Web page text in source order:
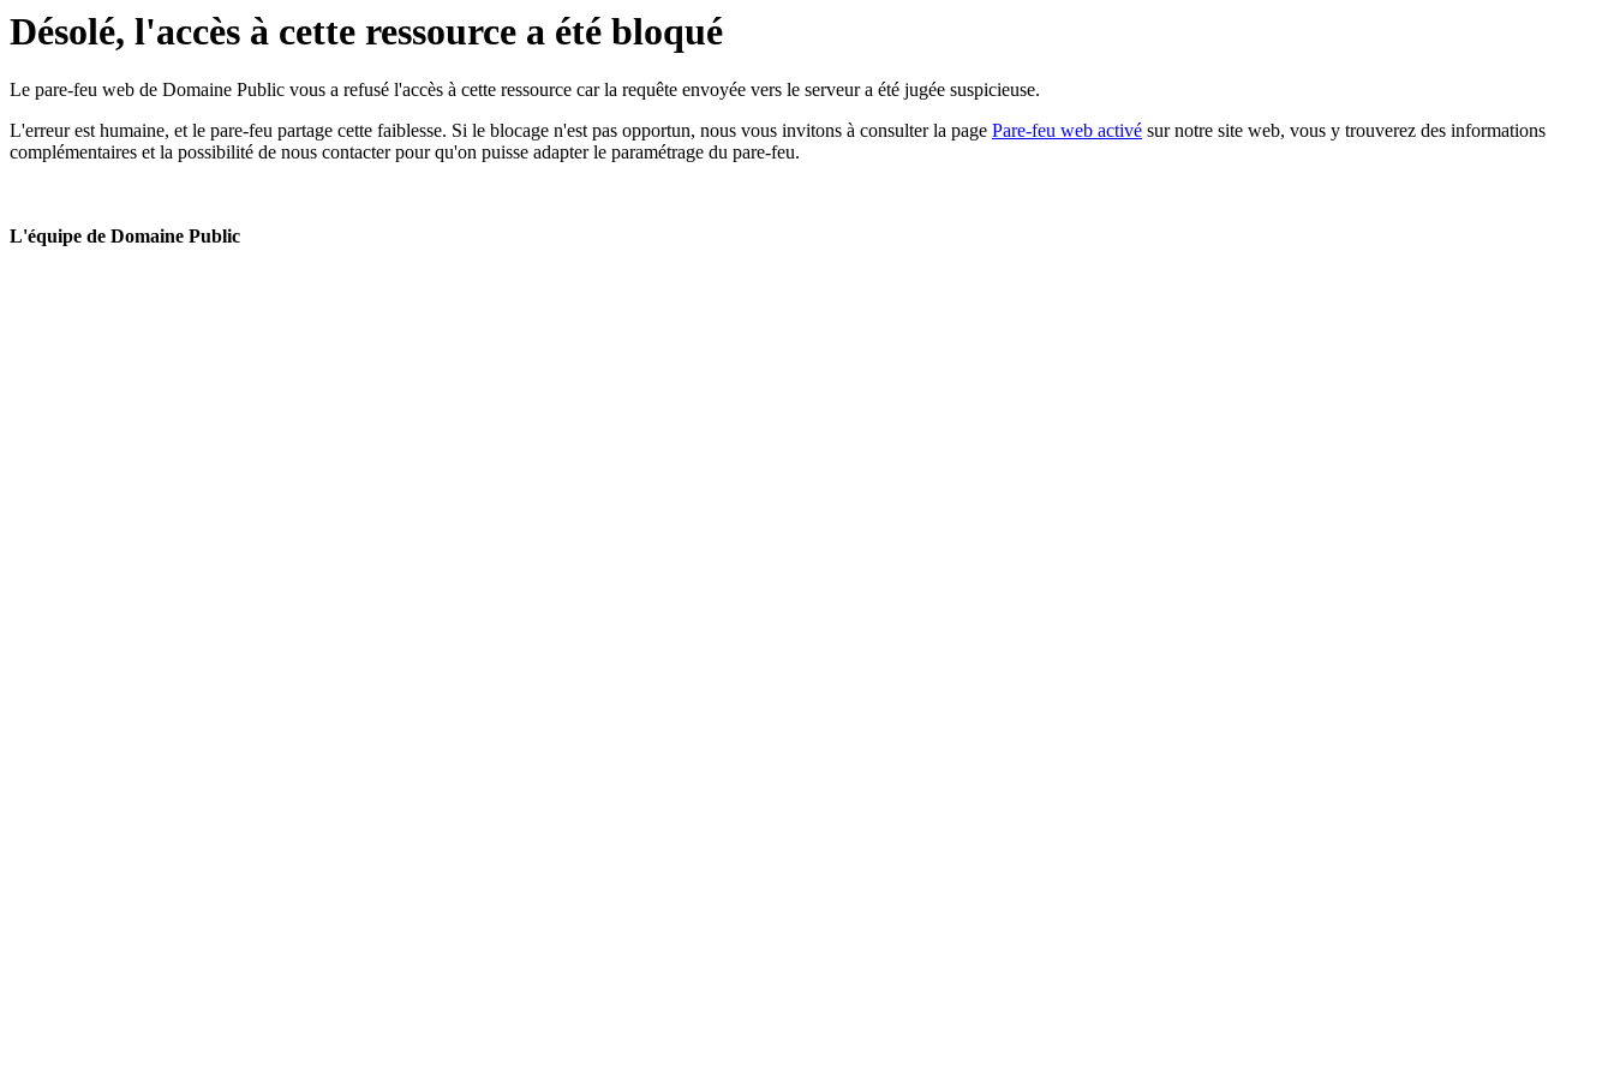
Désolé, l'accès à cette ressource a été bloqué
Le pare-feu web de Domaine Public vous a refusé l'accès à cette ressource car la requête envoyée vers le serveur a été jugée suspicieuse.
L'erreur est humaine, et le pare-feu partage cette faiblesse. Si le blocage n'est pas opportun, nous vous invitons à consulter la page Pare-feu web activé sur notre site web, vous y trouverez des informations
complémentaires et la possibilité de nous contacter pour qu'on puisse adapter le paramétrage du pare-feu.
L'équipe de Domaine Public